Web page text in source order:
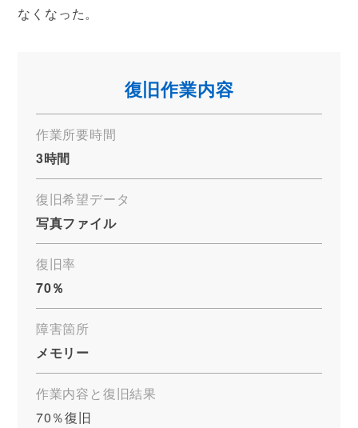
なくなった。
復旧作業内容
作業所要時間
3時間
復旧希望データ
写真ファイル
復旧率
70％
障害箇所
メモリー
作業内容と復旧結果
70％復旧